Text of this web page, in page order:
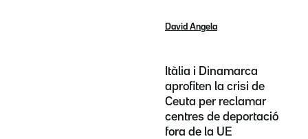
David Angela
Itàlia i Dinamarca
aprofiten la crisi de
Ceuta per reclamar
centres de deportació
fora de la UE